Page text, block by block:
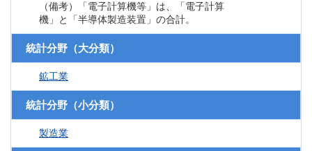
（備考）「電子計算機等」は、「電子計算
機」と「半導体製造装置」の合計。
統計分野（大分類）
鉱工業
統計分野（小分類）
製造業